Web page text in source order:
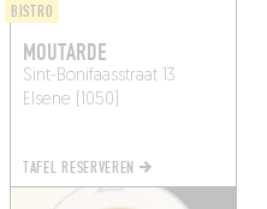
BISTRO
MOUTARDE
Sint-Bonifaasstraat 13
Elsene (1050)
TAFEL RESERVEREN